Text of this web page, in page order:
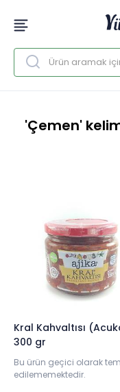
'Çemen'
Kral Kahvaltısı
300 gr
Bu ürün geçici olarak
edilememektedir.